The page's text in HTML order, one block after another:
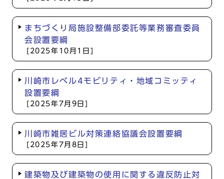
まちづくり局施設整備部委託等業務審査委員
会設置要綱
[2025年10月1日]
川崎市レベル4モビリティ・地域コミッティ
設置要綱
[2025年7月9日]
川崎市雑居ビル対策連絡協議会設置要綱
[2025年7月8日]
建築物及び建築物の使用に関する違反防止対